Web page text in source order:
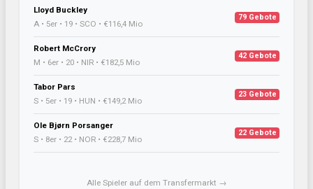
Lloyd Buckley
A • 5er • 19 • SCO • €116,4 Mio
79 Gebote
Robert McCrory
M • 6er • 20 • NIR • €182,5 Mio
42 Gebote
Tabor Pars
S • 5er • 19 • HUN • €149,2 Mio
23 Gebote
Ole Bjørn Porsanger
S • 8er • 22 • NOR • €228,7 Mio
22 Gebote
Alle Spieler auf dem Transfermarkt →